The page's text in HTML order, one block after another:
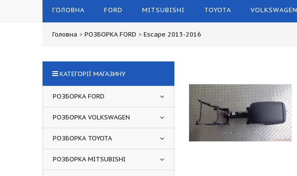
ГОЛОВНА FORD MITSUBISHI TOYOTA VOLKSWAGEN
Головна > РОЗБОРКА FORD > Escape 2013-2016
КАТЕГОРІЇ МАГАЗИНУ
РОЗБОРКА FORD
РОЗБОРКА VOLKSWAGEN
РОЗБОРКА TOYOTA
РОЗБОРКА MITSUBISHI